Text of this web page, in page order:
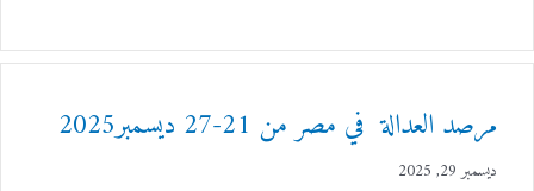
مرصد العدالة في مصر من 21-27 ديسمبر2025
ديسمبر 29, 2025